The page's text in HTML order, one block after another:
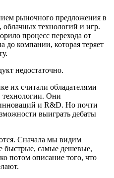
рыночного предложения в
облачных технологий и игр.
процесс перехода от
до компании, которая теряет
недостаточно.
их считали обладателями
технологии. Они
и R&D. Но почти
выиграть дебаты
Сначала мы видим
быстрые, самые дешевые,
потом описание того, что